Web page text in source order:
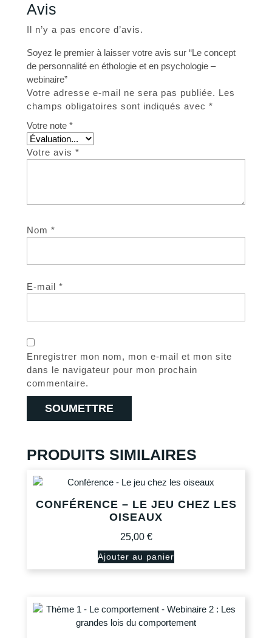
Avis
Il n’y a pas encore d’avis.
Soyez le premier à laisser votre avis sur “Le concept
de personnalité en éthologie et en psychologie –
webinaire”
Votre adresse e-mail ne sera pas publiée. Les
champs obligatoires sont indiqués avec *
Votre note *
Votre avis *
Nom *
E-mail *
Enregistrer mon nom, mon e-mail et mon site
dans le navigateur pour mon prochain
commentaire.
PRODUITS SIMILAIRES
CONFÉRENCE – LE JEU CHEZ LES
OISEAUX
25,00 €
Ajouter au panier